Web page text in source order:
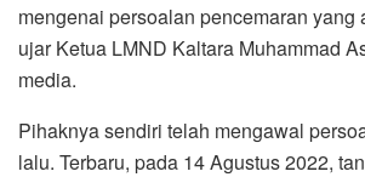
mengenai persoalan pencemaran yang
ujar Ketua LMND Kaltara Muhammad
media.
Pihaknya sendiri telah mengawal
lalu. Terbaru, pada 14 Agustus 2022,